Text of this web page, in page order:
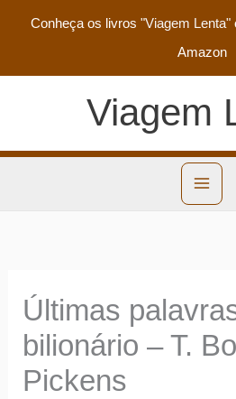
Conheça os livros "Viagem Lenta"
Amazon
Viagem
Últimas
bilionário – T.
Pickens